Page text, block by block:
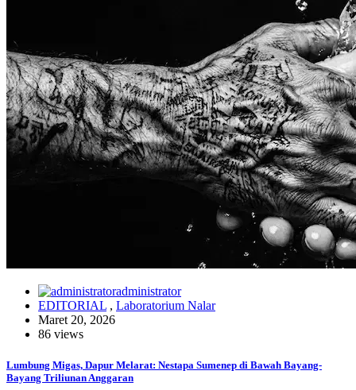
administrator
EDITORIAL , Laboratorium Nalar
Maret 20, 2026
86 views
Lumbung Migas, Dapur Melarat: Nestapa Sumenep di Bawah Bayang-
Bayang Triliunan Anggaran